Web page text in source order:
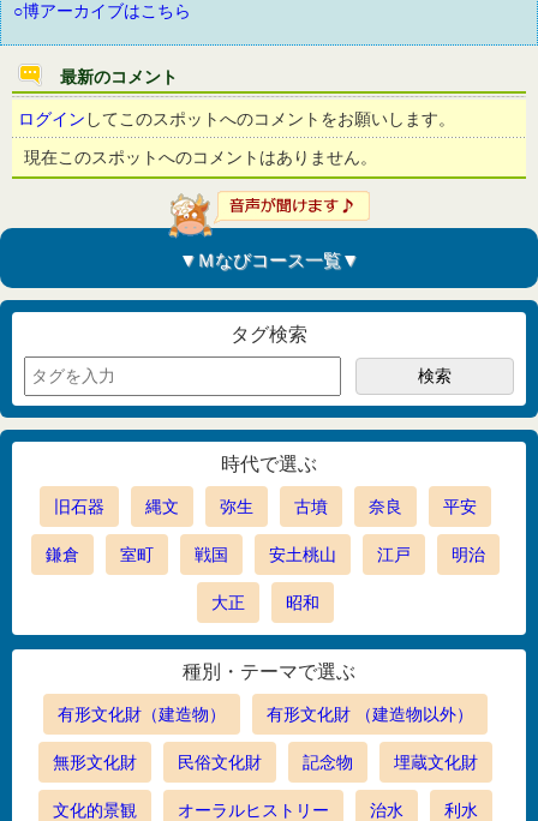
○博アーカイブはこちら
最新のコメント
ログイン してこのスポットへのコメントをお願いします。
現在このスポットへのコメントはありません。
▼Ｍなびコース一覧▼
タグ検索
時代で選ぶ
旧石器 縄文 弥生 古墳 奈良 平安
鎌倉 室町 戦国 安土桃山 江戸 明治
大正 昭和
種別・テーマで選ぶ
有形文化財（建造物） 有形文化財 （建造物以外）
無形文化財 民俗文化財 記念物 埋蔵文化財
文化的景観 オーラルヒストリー 治水 利水